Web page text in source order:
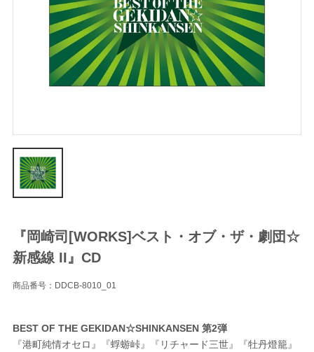
『岡崎司[WORKS]ベスト・オブ・ザ・劇団☆
新感線 II』CD
商品番号：DDCB-8010_01
BEST OF THE GEKIDAN☆SHINKANSEN 第2弾
『港町純情オセロ』『蜉蝣峠』『リチャード三世』『牡丹燈籠』